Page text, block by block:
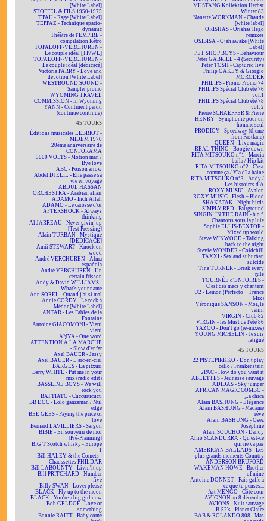
[White Label]
STOFFEL & FILS 1950-1975
T'PAU - Rage [White Label]
TEPPAZ - Technique spatio-
dynamic
Théâtre de l'EMPIRE -
compilation Rétro
TOPALOFF-VERCHUREN -
Le couple idéal [TP/WL]
TOPALOFF~VERCHUREN -
Le couple idéal [dédicacé]
Victoria PARRY - Love and
devotion [White Label]
WESTBOUND SOUND -
Sampler promo
WYOMING TRAVEL
COMMISSION - In Wyoming
YANN - Continent perdu
(continue continue)
45 TOURS
Éditions musicales LEBRIOT -
MIDEM 1970
20ème anniversaire de
CONFORAMA
5000 VOLTS - Motion man /
Bye love
ABC - Poison arrow
Abdel DJELIL - Elle passe sa
vie en voyage
ABDUL HASSAN
ORCHESTRA - Arabian affair
ADAMO - Inch'Allah
ADAMO - Le carosse d'or
AFTERSHOCK - Always
thinking
Al JARREAU - Never givin' up
[Test Pressing]
Alain TURBAN - Mystique
[DÉDICACÉ]
Amii STEWART - Knock on
wood
André VERCHUREN - Alma
española
André VERCHUREN - Un
certain frisson
Andy & David WILLIAMS -
What's your name
Ann SOREL - Quand j'ai si mal
Annie CORDY - Le rock à
Médor [White Label]
ANTAR - Les Fables de la
Fontaine
Antoine GIACOMONI - Vieni
vieni
ANYA - One word
ATTENTION À LA MARCHE
- Slow d'enfer
Axel BAUER - Jessy
Axel BAUER - L'arc-en-ciel
BARGES - La pitxuri
Barry WHITE - Put me in your
mix (radio edit)
BASSLINE BOYS - We will
rock you
BATTIATO - Cuccurucucu
BB DOC - Lolo ganzaman / Nul
edge
BEE GEES - Paying the price of
love
Bernard LAVILLIERS - Saïgon
BIBIE - En souvenir de moi
[Pré-Planning]
BIG T Scotch whisky - Europe
1
Bill HALEY & the Comets -
Chaussettes PHILDAR
Bill LABOUNTY - Livin'it up
Bill PRITCHARD - Number
five
Billy SWAN - Lover please
BLACK - Fly up to the moon
BLACK - You're a big girl now
Bob GELDOF - Love or
something
Bonnie RAITT - Baby come
MUSTANG Kollektion Herbst
Winter 83
Nanette WORKMAN - Chaude
[white label]
ORISHAS - Orishas llego
remixes
OSIBISA - Ojah awake [White
Label]
PET SHOP BOYS - Behaviour
Peter GABRIEL - 4 (Security)
Peter TOSH - Captured live
Philip OAKEY & Giorgio
MORODER
PHILIPS - Promo Promo 74
PHILIPS Spécial Club été 76
vol.1
PHILIPS Spécial Club été 78
vol. 2
Pierre SCHAEFFER & Pierre
HENRY - Symphonie pour un
homme seul
PRODIGY - Speedway (theme
from Fastlane)
QUEEN - Live magic
REAL THING - Boogie down
RITA MITSOUKO n°1 - Marcia
baila / Hip kit
RITA MITSOUKO n°2 - C'est
comme ça / Y'a d'la haine
RITA MITSOUKO n°3 - Andy /
Les histoires d'A
ROXY MUSIC - Avalon
ROXY MUSIC - Flesh + Blood
SHAKATAK - Night birds
SIMPLY RED - Fairground
SINGIN' IN THE RAIN - b.o.f.
Chantons sous la pluie
Sophie ELLIS-BEXTOR -
Mixed up world
Steve WINWOOD - Talking
back to the night
Stevie WONDER - Coldchill
TAXXI - Sex and suburban
suicide
Tina TURNER - Break every
rule
TOURNÉE d'ENFOIRÉS -
C'est des mecs y chantent
U2 - Lemon (Perfecto + Trance
Mix)
Véronique SANSON - Moi, le
venin
VIRGIN - Club 82
VIRGIN - les Must de l'été 86
YAZOO - Don't go (re-mixes)
YOUNG MICHELIN - Je suis
fatigué
45 TOURS
22 PISTEPIRKKO - Don't play
cello / Frankenstein
2PAC - How do you want it
ABLETTES - Jeunesse sauvage
ADIDAS - Sky jumper
AFRICAN MAGIC COMBO -
La chica
Alain BASHUNG - Élégance
Alain BASHUNG - Madame
rêve
Alain BASHUNG - Osez
Joséphine
Alain SOUCHON - Dandy
Alfio SCANDURRA - Qu'est-ce
qui ne va pas
AMERICAN BALLADS - Les
plus grands moments Country
ANDERSON BRUFORD
WAKEMAN HOWE - Brother
of mine
Antoine DONNET - Fais gaffe à
ce que tu penses...
Art MENGO - Côté cour
AVIGNON au 8 décembre
AVIONS - Nuit sauvage
B-52's - Planet Claire
BAB & ROLANDO 808 - Mas